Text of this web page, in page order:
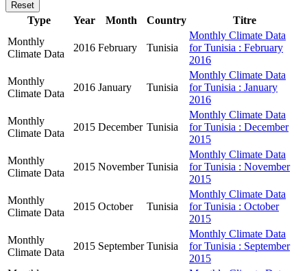
Type Year Month Country
Titre
Monthly
Climate Data
2016 February Tunisia
Monthly Climate Data
for Tunisia : February
2016
Monthly
Climate Data
2016 January Tunisia
Monthly Climate Data
for Tunisia : January
2016
Monthly
Climate Data
2015 December Tunisia
Monthly Climate Data
for Tunisia : December
2015
Monthly
Climate Data
2015 November Tunisia
Monthly Climate Data
for Tunisia : November
2015
Monthly
Climate Data
2015 October Tunisia
Monthly Climate Data
for Tunisia : October
2015
Monthly
Climate Data
2015 September Tunisia
Monthly Climate Data
for Tunisia : September
2015